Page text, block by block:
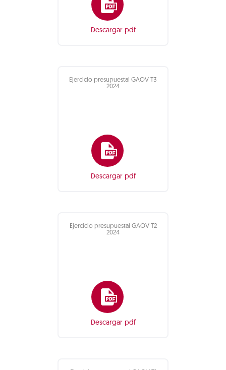
Descargar pdf
Ejercicio presupuestal GAOV T3
2024
Descargar pdf
Ejercicio presupuestal GAOV T2
2024
Descargar pdf